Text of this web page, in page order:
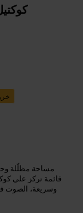
مساحة مظلّلة
قائمة تركز على
وسريعة، الصوت